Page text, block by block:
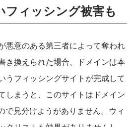
フィッシング被害も
悪意のある第三者によって奪われ
き換えられた場合、ドメインは本
うフィッシングサイトが完成して
しまうと、このサイトはドメイン
で見分けようがありません。ウィ